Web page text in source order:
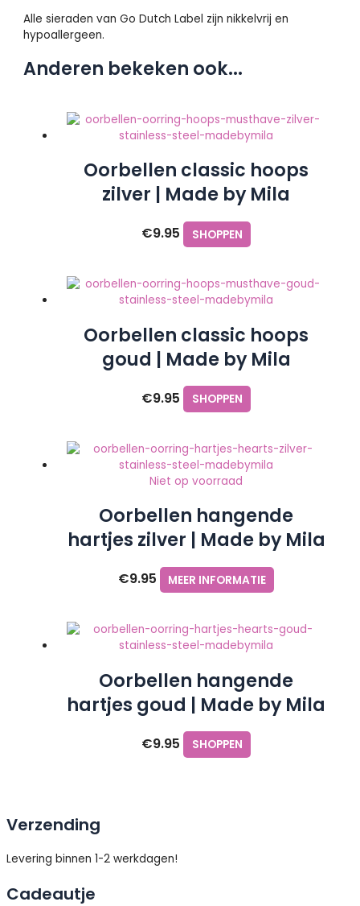
Alle sieraden van Go Dutch Label zijn nikkelvrij en
hypoallergeen.
Anderen bekeken ook...
Oorbellen classic hoops
zilver | Made by Mila
€9.95 SHOPPEN
Oorbellen classic hoops
goud | Made by Mila
€9.95 SHOPPEN
Niet op voorraad
Oorbellen hangende
hartjes zilver | Made by Mila
€9.95 MEER INFORMATIE
Oorbellen hangende
hartjes goud | Made by Mila
€9.95 SHOPPEN
Verzending
Levering binnen 1-2 werkdagen!
Cadeautje